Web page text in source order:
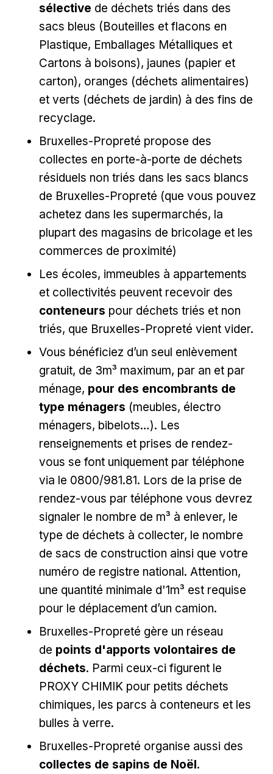
sélective de déchets triés dans des
sacs bleus (Bouteilles et flacons en
Plastique, Emballages Métalliques et
Cartons à boisons), jaunes (papier et
carton), oranges (déchets alimentaires)
et verts (déchets de jardin) à des fins de
recyclage.
Bruxelles-Propreté propose des
collectes en porte-à-porte de déchets
résiduels non triés dans les sacs blancs
de Bruxelles-Propreté (que vous pouvez
achetez dans les supermarchés, la
plupart des magasins de bricolage et les
commerces de proximité)
Les écoles, immeubles à appartements
et collectivités peuvent recevoir des
conteneurs pour déchets triés et non
triés, que Bruxelles-Propreté vient vider.
Vous bénéficiez d’un seul enlèvement
gratuit, de 3m³ maximum, par an et par
ménage, pour des encombrants de
type ménagers (meubles, électro
ménagers, bibelots…). Les
renseignements et prises de rendez-
vous se font uniquement par téléphone
via le 0800/981.81. Lors de la prise de
rendez-vous par téléphone vous devrez
signaler le nombre de m³ à enlever, le
type de déchets à collecter, le nombre
de sacs de construction ainsi que votre
numéro de registre national. Attention,
une quantité minimale d'1m³ est requise
pour le déplacement d’un camion.
Bruxelles-Propreté gère un réseau
de points d'apports volontaires de
déchets. Parmi ceux-ci figurent le
PROXY CHIMIK pour petits déchets
chimiques, les parcs à conteneurs et les
bulles à verre.
Bruxelles-Propreté organise aussi des
collectes de sapins de Noël.